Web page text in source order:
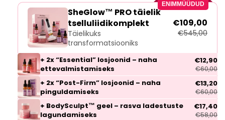
ENIMMÜÜDUD
SheGlow™ PRO täielik
tselluliidikomplekt
Täielikuks
transformatsiooniks
€109,00
€545,00
+ 2x “Essential” losjoonid – naha
ettevalmistamiseks
€12,90
€60,00
+ 2x “Post-Firm” losjoonid – naha
pinguldamiseks
€13,20
€60,00
+ BodySculpt™ geel – rasva ladestuste
lagundamiseks
€17,40
€58,00